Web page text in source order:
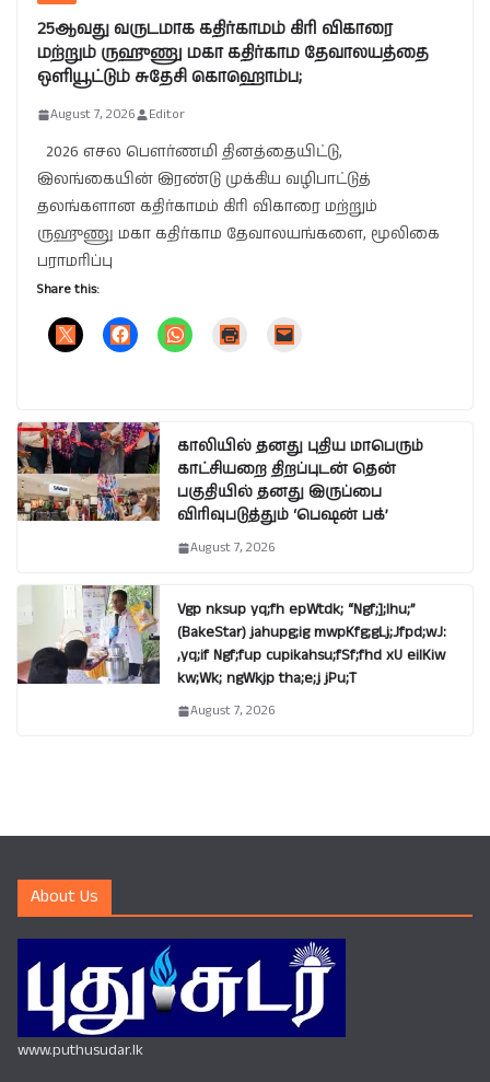
25ஆவது வருடமாக கதிர்காமம் கிரி விகாரை
மற்றும் ருஹுணு மகா கதிர்காம தேவாலயத்தை
ஒளியூட்டும் சுதேசி கொஹொம்ப;
August 7, 2026 Editor
2026 எசல பௌர்ணமி தினத்தையிட்டு,
இலங்கையின் இரண்டு முக்கிய வழிபாட்டுத்
தலங்களான கதிர்காமம் கிரி விகாரை மற்றும்
ருஹுணு மகா கதிர்காம தேவாலயங்களை, மூலிகை
பராமரிப்பு
Share this:
காலியில் தனது புதிய மாபெரும்
காட்சியறை திறப்புடன் தென்
பகுதியில் தனது இருப்பை
விரிவுபடுத்தும் ‘பெஷன் பக்’
August 7, 2026
Vgp nksup yq;fh epWtdk; “Ngf;];lhu;”
(BakeStar) jahupg;ig mwpKfg;gLj;Jfpd;wJ:
,yq;if Ngf;fup cupikahsu;fSf;fhd xU eilKiw
kw;Wk; ngWkjp tha;e;j jPu;T
August 7, 2026
About Us
www.puthusudar.lk